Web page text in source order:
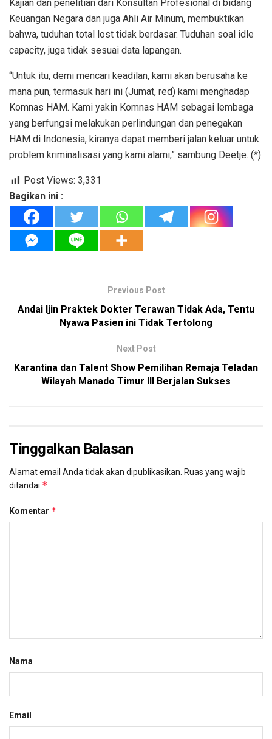
Kajian dan penelitian dari Konsultan Profesional di bidang
Keuangan Negara dan juga Ahli Air Minum, membuktikan
bahwa, tuduhan total lost tidak berdasar. Tuduhan soal idle
capacity, juga tidak sesuai data lapangan.
“Untuk itu, demi mencari keadilan, kami akan berusaha ke
mana pun, termasuk hari ini (Jumat, red) kami menghadap
Komnas HAM. Kami yakin Komnas HAM sebagai lembaga
yang berfungsi melakukan perlindungan dan penegakan
HAM di Indonesia, kiranya dapat memberi jalan keluar untuk
problem kriminalisasi yang kami alami,” sambung Deetje. (*)
Post Views: 3,331
Bagikan ini :
Previous Post
Andai Ijin Praktek Dokter Terawan Tidak Ada, Tentu
Nyawa Pasien ini Tidak Tertolong
Next Post
Karantina dan Talent Show Pemilihan Remaja Teladan
Wilayah Manado Timur III Berjalan Sukses
Tinggalkan Balasan
Alamat email Anda tidak akan dipublikasikan. Ruas yang wajib
ditandai *
Komentar *
Nama
Email